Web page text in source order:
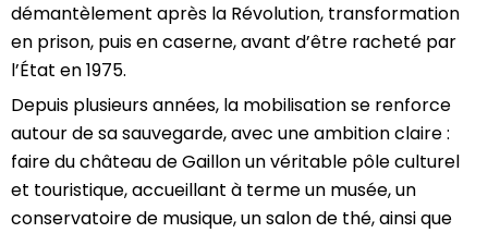
démantèlement après la Révolution, transformation
en prison, puis en caserne, avant d’être racheté par
l’État en 1975.
Depuis plusieurs années, la mobilisation se renforce
autour de sa sauvegarde, avec une ambition claire :
faire du château de Gaillon un véritable pôle culturel
et touristique, accueillant à terme un musée, un
conservatoire de musique, un salon de thé, ainsi que